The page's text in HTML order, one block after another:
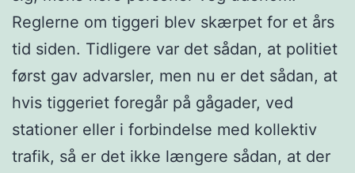
Reglerne om tiggeri blev skærpet for et års
tid siden. Tidligere var det sådan, at politiet
først gav advarsler, men nu er det sådan, at
hvis tiggeriet foregår på gågader, ved
stationer eller i forbindelse med kollektiv
trafik, så er det ikke længere sådan, at der